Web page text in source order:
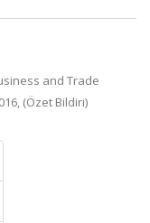
and Trade
(Özet Bildiri)